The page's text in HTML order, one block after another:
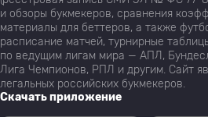
и обзоры букмекеров, сравнения
материалы для беттеров, а также
расписание матчей, турнирные
по ведущим лигам мира — АПЛ,
Лига Чемпионов, РПЛ и другим. Сайт
легальных российских букмекеров.
Скачать приложение